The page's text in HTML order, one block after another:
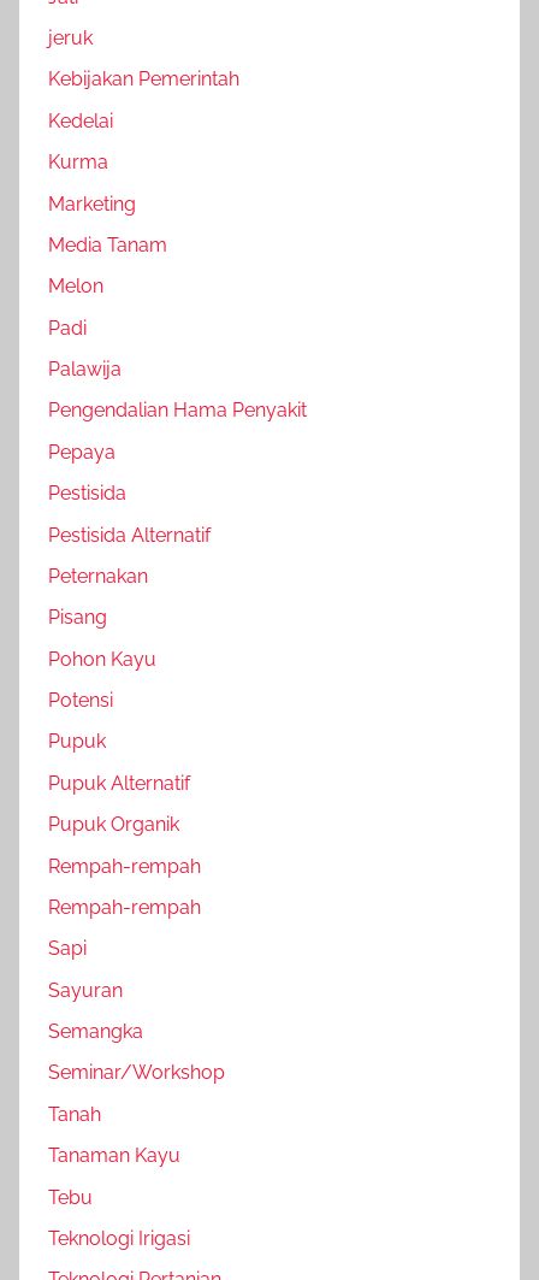
jeruk
Kebijakan Pemerintah
Kedelai
Kurma
Marketing
Media Tanam
Melon
Padi
Palawija
Pengendalian Hama Penyakit
Pepaya
Pestisida
Pestisida Alternatif
Peternakan
Pisang
Pohon Kayu
Potensi
Pupuk
Pupuk Alternatif
Pupuk Organik
Rempah-rempah
Rempah-rempah
Sapi
Sayuran
Semangka
Seminar/Workshop
Tanah
Tanaman Kayu
Tebu
Teknologi Irigasi